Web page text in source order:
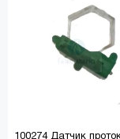
100274 Датчик